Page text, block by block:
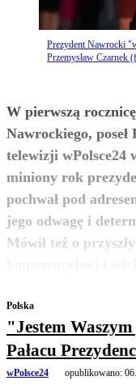
Prezydent Nawrocki
Przemysław Czarnek
W pierwszą
Nawrockiego, poseł
telewizji wPolsce24
miniony rok
pochwał pod
jego odwagę i
Mówił też o
Polska
"Jestem
Pałacu
wPolsce24 opublikowano: